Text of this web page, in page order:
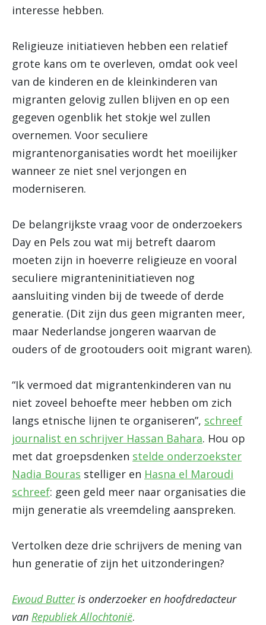
interesse hebben.
Religieuze initiatieven hebben een relatief
grote kans om te overleven, omdat ook veel
van de kinderen en de kleinkinderen van
migranten gelovig zullen blijven en op een
gegeven ogenblik het stokje wel zullen
overnemen. Voor seculiere
migrantenorganisaties wordt het moeilijker
wanneer ze niet snel verjongen en
moderniseren.
De belangrijkste vraag voor de onderzoekers
Day en Pels zou wat mij betreft daarom
moeten zijn in hoeverre religieuze en vooral
seculiere migranteninitiatieven nog
aansluiting vinden bij de tweede of derde
generatie. (Dit zijn dus geen migranten meer,
maar Nederlandse jongeren waarvan de
ouders of de grootouders ooit migrant waren).
“Ik vermoed dat migrantenkinderen van nu
niet zoveel behoefte meer hebben om zich
langs etnische lijnen te organiseren”, schreef
journalist en schrijver Hassan Bahara. Hou op
met dat groepsdenken stelde onderzoekster
Nadia Bouras stelliger en Hasna el Maroudi
schreef: geen geld meer naar organisaties die
mijn generatie als vreemdeling aanspreken.
Vertolken deze drie schrijvers de mening van
hun generatie of zijn het uitzonderingen?
Ewoud Butteris onderzoeker en hoofdredacteur
van Republiek Allochtonië.